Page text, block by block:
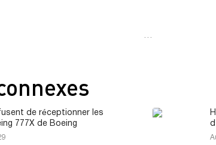
…
de réceptionner les
777X de Boeing